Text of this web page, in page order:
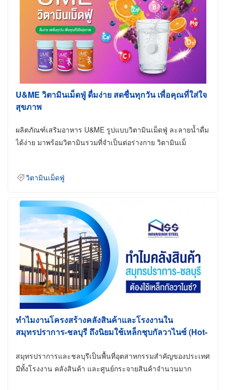
U&ME วิตามินเม็ดฟู่ ดื่มง่าย สดชื่นทุกวัน เพื่อคุณที่ใส่ใจ
สุขภาพ
ผลิตภัณฑ์เสริมอาหาร U&ME รูปแบบวิตามินเม็ดฟู่ ละลายน้ำดื่ม
ได้ง่าย มาพร้อมวิตามินรวมที่จำเป็นต่อร่างกาย วิตามินเม็
วิตามินเม็ดฟู่
ทำไมงานโครงสร้างคลังสินค้าและโรงงานใน
สมุทรปราการ-ชลบุรี ถึงนิยมใช้เหล็กชุบกัลวาไนซ์ (Hot-
สมุทรปราการและชลบุรีเป็นพื้นที่อุตสาหกรรมสำคัญของประเทศ
มีทั้งโรงงาน คลังสินค้า และศูนย์กระจายสินค้าจำนวนมาก